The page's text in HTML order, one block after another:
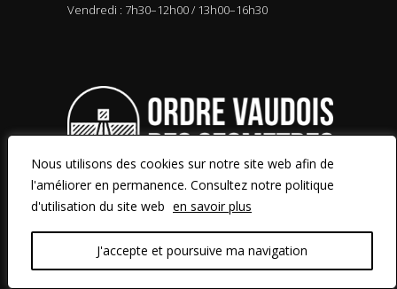
Nous utilisons des cookies sur notre site web afin de
l'améliorer en permanence. Consultez notre politique
d'utilisation du site web en savoir plus
J'accepte et poursuive ma navigation
Vendredi : 7h30–12h00 / 13h00–16h30
© 2026 Bovard & Fritsché SA| Politique d’utilisation du site web |
Conception du site web par cakktus